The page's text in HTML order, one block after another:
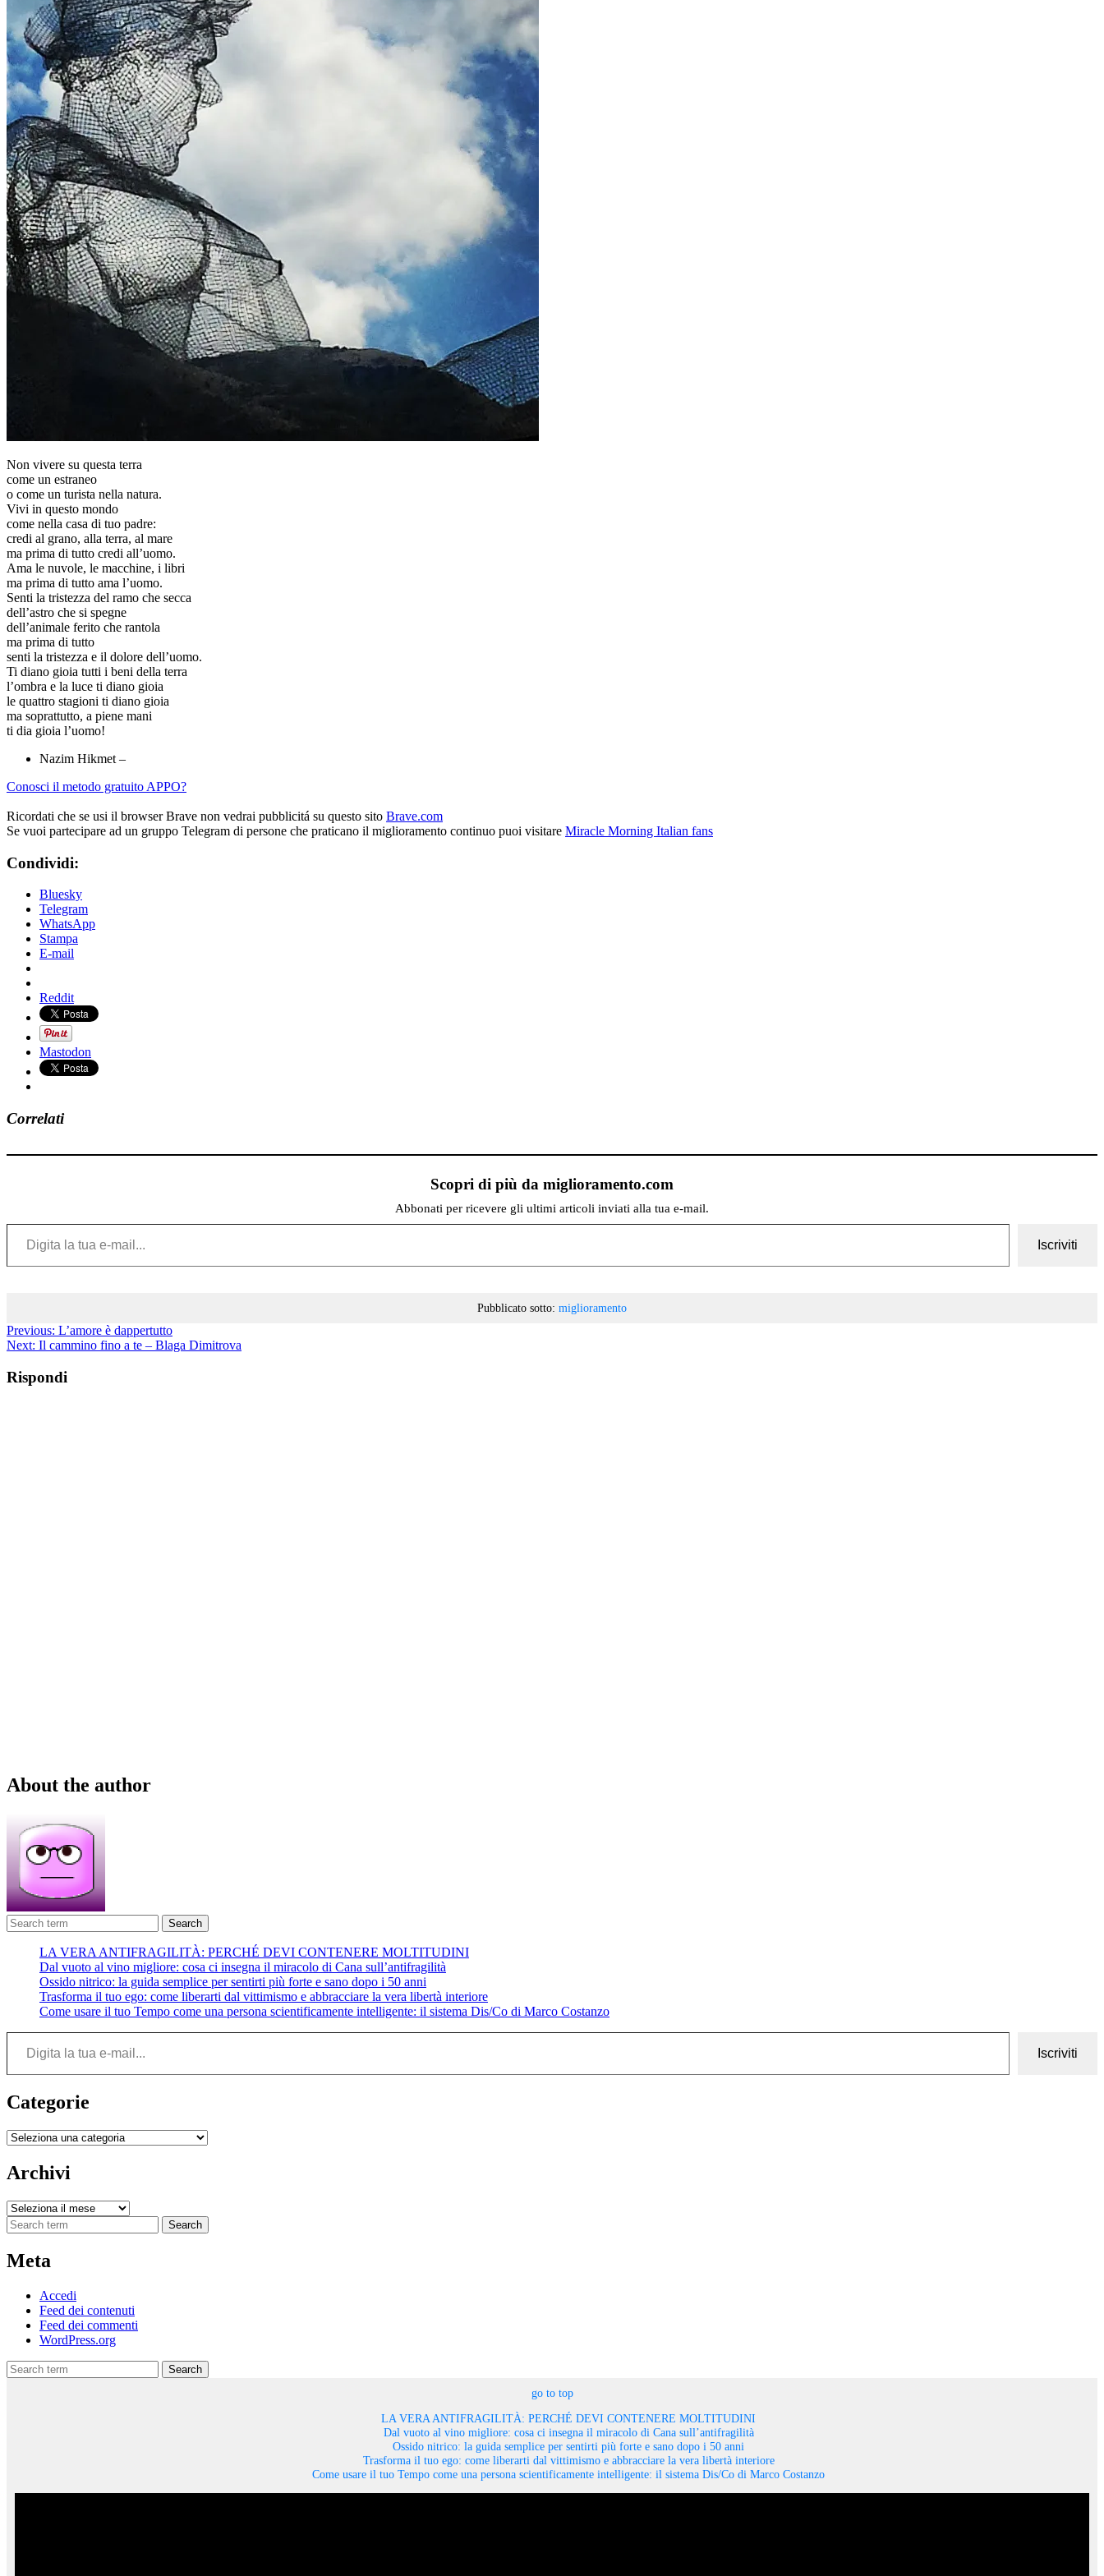
Non vivere su questa terra
come un estraneo
o come un turista nella natura.
Vivi in questo mondo
come nella casa di tuo padre:
credi al grano, alla terra, al mare
ma prima di tutto credi all’uomo.
Ama le nuvole, le macchine, i libri
ma prima di tutto ama l’uomo.
Senti la tristezza del ramo che secca
dell’astro che si spegne
dell’animale ferito che rantola
ma prima di tutto
senti la tristezza e il dolore dell’uomo.
Ti diano gioia tutti i beni della terra
l’ombra e la luce ti diano gioia
le quattro stagioni ti diano gioia
ma soprattutto, a piene mani
ti dia gioia l’uomo!
Nazim Hikmet –
Conosci il metodo gratuito APPO?
Ricordati che se usi il browser Brave non vedrai pubblicitá su questo sito Brave.com
Se vuoi partecipare ad un gruppo Telegram di persone che praticano il miglioramento continuo puoi visitare Miracle Morning Italian fans
Condividi:
Bluesky
Telegram
WhatsApp
Stampa
E-mail
Reddit
Mastodon
Correlati
Scopri di più da miglioramento.com
Abbonati per ricevere gli ultimi articoli inviati alla tua e-mail.
Digita la tua e-mail...
Iscriviti
Pubblicato sotto: miglioramento
Previous: L’amore è dappertutto
Next: Il cammino fino a te – Blaga Dimitrova
Rispondi
About the author
Search
LA VERA ANTIFRAGILITÀ: PERCHÉ DEVI CONTENERE MOLTITUDINI
Dal vuoto al vino migliore: cosa ci insegna il miracolo di Cana sull’antifragilità
Ossido nitrico: la guida semplice per sentirti più forte e sano dopo i 50 anni
Trasforma il tuo ego: come liberarti dal vittimismo e abbracciare la vera libertà interiore
Come usare il tuo Tempo come una persona scientificamente intelligente: il sistema Dis/Co di Marco Costanzo
Digita la tua e-mail...
Iscriviti
Categorie
Categorie
Archivi
Archivi
Search
Meta
Accedi
Feed dei contenuti
Feed dei commenti
WordPress.org
Search
go to top
LA VERA ANTIFRAGILITÀ: PERCHÉ DEVI CONTENERE MOLTITUDINI
Dal vuoto al vino migliore: cosa ci insegna il miracolo di Cana sull’antifragilità
Ossido nitrico: la guida semplice per sentirti più forte e sano dopo i 50 anni
Trasforma il tuo ego: come liberarti dal vittimismo e abbracciare la vera libertà interiore
Come usare il tuo Tempo come una persona scientificamente intelligente: il sistema Dis/Co di Marco Costanzo